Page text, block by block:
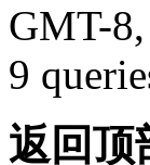
GMT-
9
返回顶